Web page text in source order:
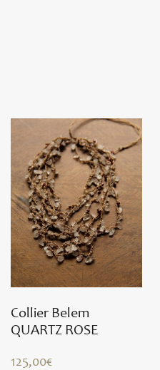
Collier Belem
QUARTZ ROSE
125,00€